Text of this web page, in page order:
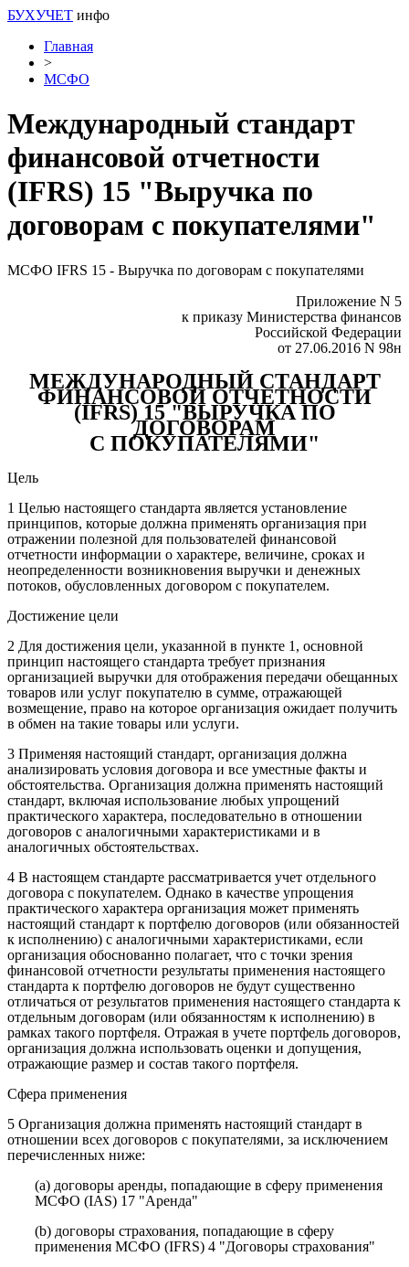
БУХУЧЕТ инфо
Главная
>
МСФО
Международный стандарт
финансовой отчетности
(IFRS) 15 "Выручка по
договорам с покупателями"
МСФО IFRS 15 - Выручка по договорам с покупателями
Приложение N 5
к приказу Министерства финансов
Российской Федерации
от 27.06.2016 N 98н
МЕЖДУНАРОДНЫЙ СТАНДАРТ
ФИНАНСОВОЙ ОТЧЕТНОСТИ
(IFRS) 15 "ВЫРУЧКА ПО
ДОГОВОРАМ
С ПОКУПАТЕЛЯМИ"
Цель
1 Целью настоящего стандарта является установление
принципов, которые должна применять организация при
отражении полезной для пользователей финансовой
отчетности информации о характере, величине, сроках и
неопределенности возникновения выручки и денежных
потоков, обусловленных договором с покупателем.
Достижение цели
2 Для достижения цели, указанной в пункте 1, основной
принцип настоящего стандарта требует признания
организацией выручки для отображения передачи обещанных
товаров или услуг покупателю в сумме, отражающей
возмещение, право на которое организация ожидает получить
в обмен на такие товары или услуги.
3 Применяя настоящий стандарт, организация должна
анализировать условия договора и все уместные факты и
обстоятельства. Организация должна применять настоящий
стандарт, включая использование любых упрощений
практического характера, последовательно в отношении
договоров с аналогичными характеристиками и в
аналогичных обстоятельствах.
4 В настоящем стандарте рассматривается учет отдельного
договора с покупателем. Однако в качестве упрощения
практического характера организация может применять
настоящий стандарт к портфелю договоров (или обязанностей
к исполнению) с аналогичными характеристиками, если
организация обоснованно полагает, что с точки зрения
финансовой отчетности результаты применения настоящего
стандарта к портфелю договоров не будут существенно
отличаться от результатов применения настоящего стандарта к
отдельным договорам (или обязанностям к исполнению) в
рамках такого портфеля. Отражая в учете портфель договоров,
организация должна использовать оценки и допущения,
отражающие размер и состав такого портфеля.
Сфера применения
5 Организация должна применять настоящий стандарт в
отношении всех договоров с покупателями, за исключением
перечисленных ниже:
(a) договоры аренды, попадающие в сферу применения
МСФО (IAS) 17 "Аренда"
(b) договоры страхования, попадающие в сферу
применения МСФО (IFRS) 4 "Договоры страхования"